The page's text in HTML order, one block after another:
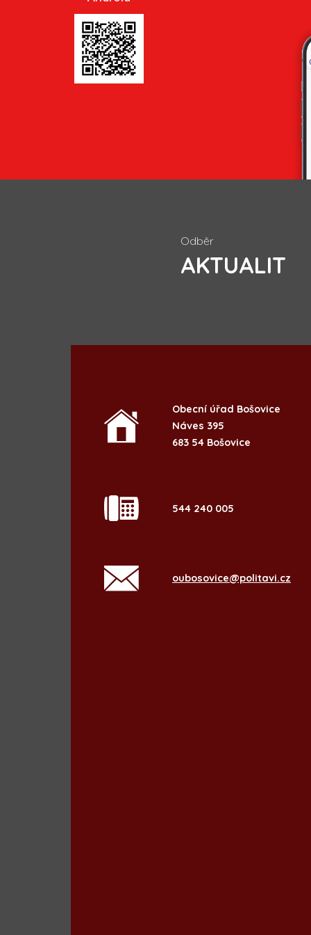
Odběr
AKTUALIT
Obecní úřad Bošovice
Náves 395
683 54 Bošovice
544 240 005
oubosovice@politavi.cz